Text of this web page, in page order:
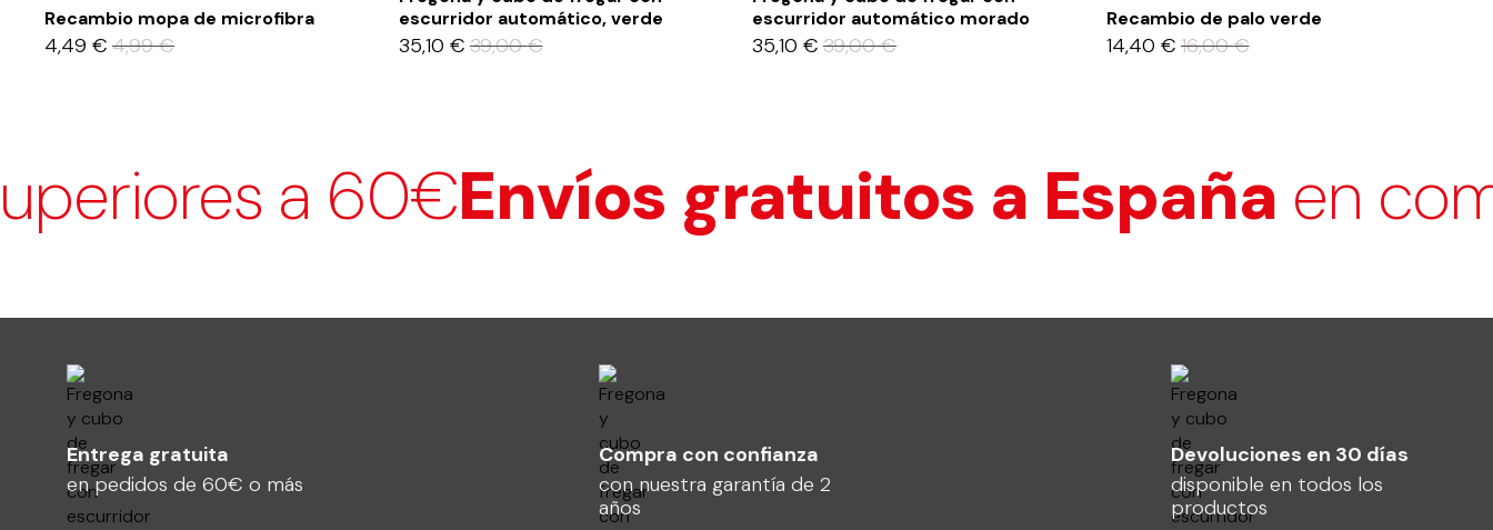
Recambio mopa de microfibra
4,99€
4,49 €
escurridor automático, verde
39,00€
35,10 €
escurridor automático morado
39,00€
35,10 €
Recambio de palo verde
16,00€
14,40 €
a 60€ Envíos gratuitos a Españaen
Entrega gratuita
en pedidos de 60€ o más
Compra con confianza
con nuestra garantía de 2
años
Devoluciones en 30 días
disponible en todos los
productos